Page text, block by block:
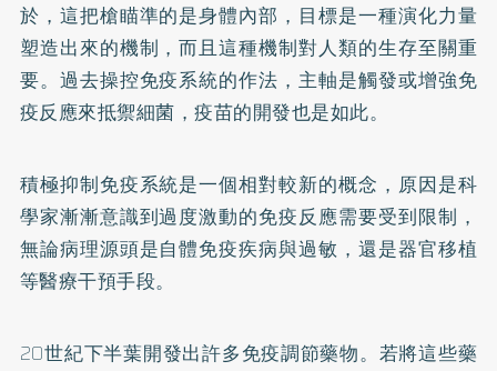
於，這把槍瞄準的是身體內部，目標是一種演化力量
塑造出來的機制，而且這種機制對人類的生存至關重
要。過去操控免疫系統的作法，主軸是觸發或增強免
疫反應來抵禦細菌，疫苗的開發也是如此。
積極抑制免疫系統是一個相對較新的概念，原因是科
學家漸漸意識到過度激動的免疫反應需要受到限制，
無論病理源頭是自體免疫疾病與過敏，還是器官移植
等醫療干預手段。
20世紀下半葉開發出許多免疫調節藥物。若將這些藥